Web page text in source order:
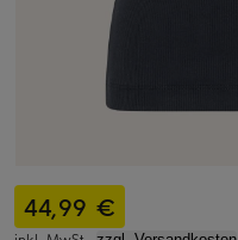
44,99 €